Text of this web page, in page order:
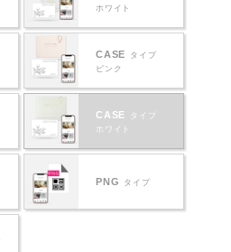
ホワイト
CASE
タイプ
ピンク
CASE
タイプ
ホワイト
PNG タイプ